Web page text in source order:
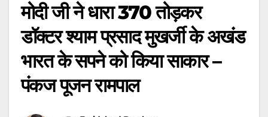
मोदी जी ने धारा 370 तोड़कर
डॉक्टर श्याम प्रसाद मुखर्जी के अखंड
भारत के सपने को किया साकार –
पंकज पूजन रामपाल